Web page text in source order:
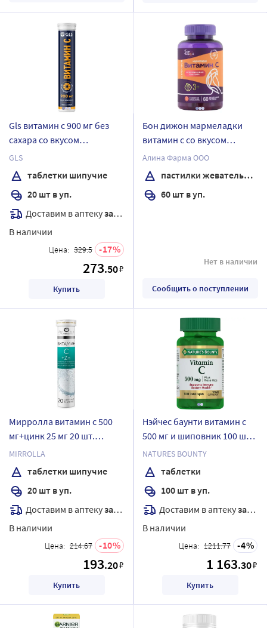
Gls витамин с 900 мг без
сахара со вкусом
апельсина 20 шт. таблетки
шипучие массой 3,8 г
GLS
таблетки шипучие
20 шт в уп.
Доставим в аптекузавтра
В наличии
Цена: 329.5 17
273.50₽
Купить
Бон дижон мармеладки
витамин с со вкусом
апельсина 60 шт. пастилки
жевательные массой 3 гр
Алина Фарма ООО
пастилки жевательные
60 шт в уп.
Нет в наличии
Сообщить о поступлении
Мирролла витамин с 500
мг+цинк 25 мг 20 шт.
таблетки шипучие со
вкусом апельсина массой
3500 мг
MIRROLLA
таблетки шипучие
20 шт в уп.
Доставим в аптекузавтра
В наличии
Цена: 214.67 10
193.20₽
Купить
Нэйчес баунти витамин с
500 мг и шиповник 100 шт.
таблетки массой 673,409 мг
NATURES BOUNTY
таблетки
100 шт в уп.
Доставим в аптекузавтра
В наличии
Цена: 1211.77 4
1 163.30₽
Купить